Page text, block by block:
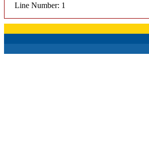
Line Number: 1